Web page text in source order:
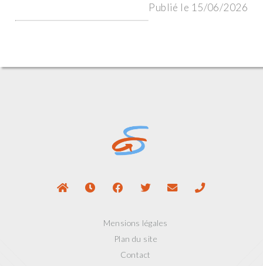
Publié le 15/06/2026
Mensions légales
Plan du site
Contact